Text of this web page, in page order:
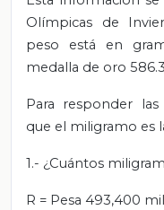
Olímpicas de
peso está en
medalla de oro
Para responder
que el miligramo es
1.- ¿Cuántos
R = Pesa 493,400